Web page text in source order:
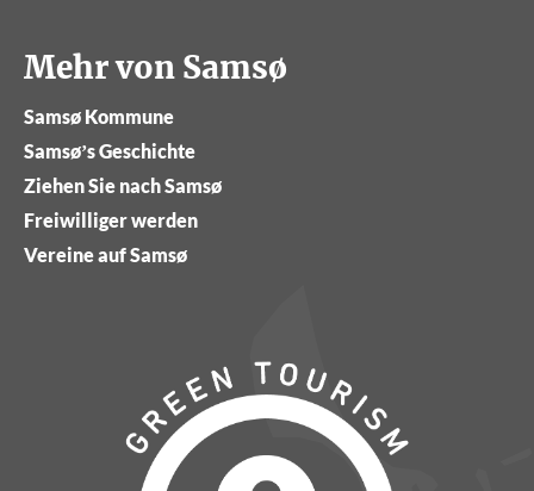
Mehr von Samsø
Samsø Kommune
Samsø’s Geschichte
Ziehen Sie nach Samsø
Freiwilliger werden
Vereine auf Samsø